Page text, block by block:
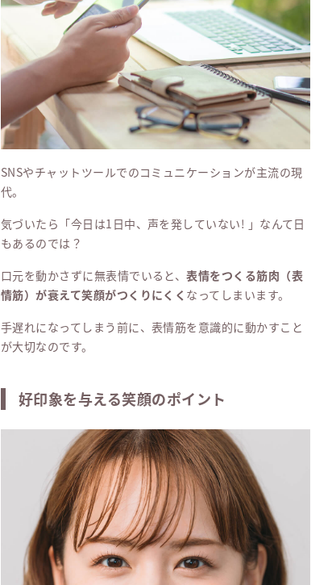
SNSやチャットツールでのコミュニケーションが主流の現
代。
気づいたら「今日は1日中、声を発していない! 」なんて日
もあるのでは？
口元を動かさずに無表情でいると、表情をつくる筋肉（表
情筋）が衰えて笑顔がつくりにくく なってしまいます。
手遅れになってしまう前に、表情筋を意識的に動かすこと
が大切なのです。
好印象を与える笑顔のポイント